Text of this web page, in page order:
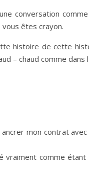
conversation
êtes crayon.
histoire de cette
– chaud comme
ancrer mon contrat
vraiment comme